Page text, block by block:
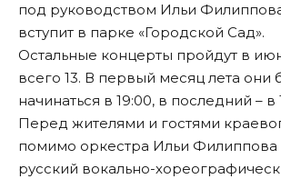
под руководством Ильи
вступит в парке «Городской Сад».
Остальные концерты пройдут в
всего 13. В первый месяц лета они
начинаться в 19:00, в последний – в
Перед жителями и гостями
помимо оркестра Ильи Филиппова
русский вокально-